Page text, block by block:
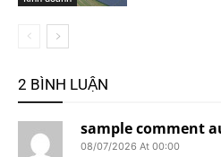
2 BÌNH LUẬN
sample comment
08/07/2026 At 00:00